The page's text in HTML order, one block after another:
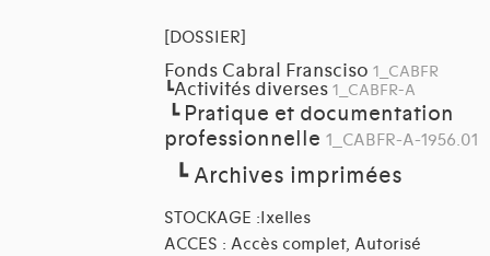
[DOSSIER]
Fonds Cabral Fransciso 1_CABFR
┗Activités diverses 1_CABFR-A
┗ Pratique et documentation
professionnelle 1_CABFR-A-1956.01
┗Archives imprimées
STOCKAGE :Ixelles
ACCES : Accès complet, Autorisé